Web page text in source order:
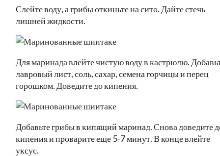
Слейте воду, а грибы откиньте на сито. Дайте стечь
лишней жидкости.
Для маринада влейте чистую воду в кастрюлю.
лавровый лист, соль, сахар, семена горчицы и перец
горошком. Доведите до кипения.
Добавьте грибы в кипящий маринад. Снова доведите
кипения и проварите еще 5-7 минут. В конце влейте
уксус.